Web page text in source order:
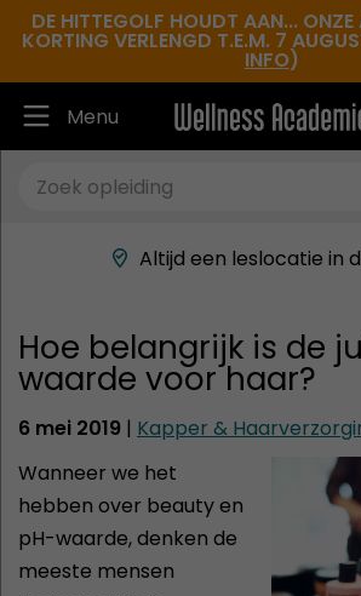
DE HITTEGOLF HOUDT AAN...
KORTING VERLENGD T.E.M. 7
INFO)
Menu
Ruim 30.000 tevreden
Beste docenten in de
Altijd een leslocatie in
Hoe belangrijk is de
waarde voor haar?
6 mei 2019 | Kapper &
Wanneer we het
hebben over beauty en
pH-waarde, denken de
meeste mensen